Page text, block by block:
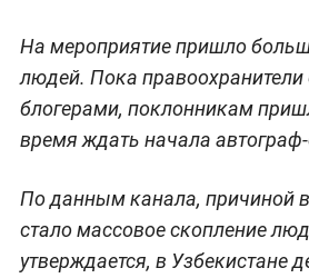
На мероприятие пришло
людей. Пока правоохранители
блогерами, поклонникам
время ждать начала автограф-
По данным канала, причиной
стало массовое скопление
утверждается, в Узбекистане